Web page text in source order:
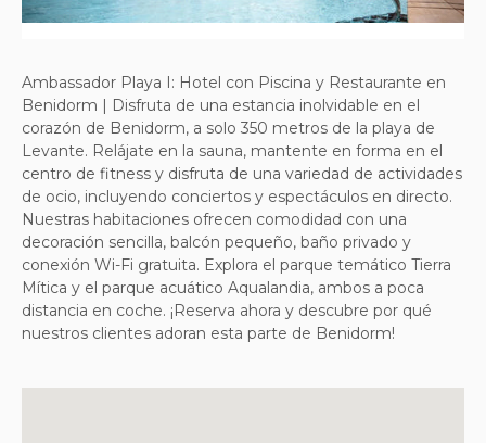
Ambassador Playa I: Hotel con Piscina y Restaurante en
Benidorm | Disfruta de una estancia inolvidable en el
corazón de Benidorm, a solo 350 metros de la playa de
Levante. Relájate en la sauna, mantente en forma en el
centro de fitness y disfruta de una variedad de actividades
de ocio, incluyendo conciertos y espectáculos en directo.
Nuestras habitaciones ofrecen comodidad con una
decoración sencilla, balcón pequeño, baño privado y
conexión Wi-Fi gratuita. Explora el parque temático Tierra
Mítica y el parque acuático Aqualandia, ambos a poca
distancia en coche. ¡Reserva ahora y descubre por qué
nuestros clientes adoran esta parte de Benidorm!